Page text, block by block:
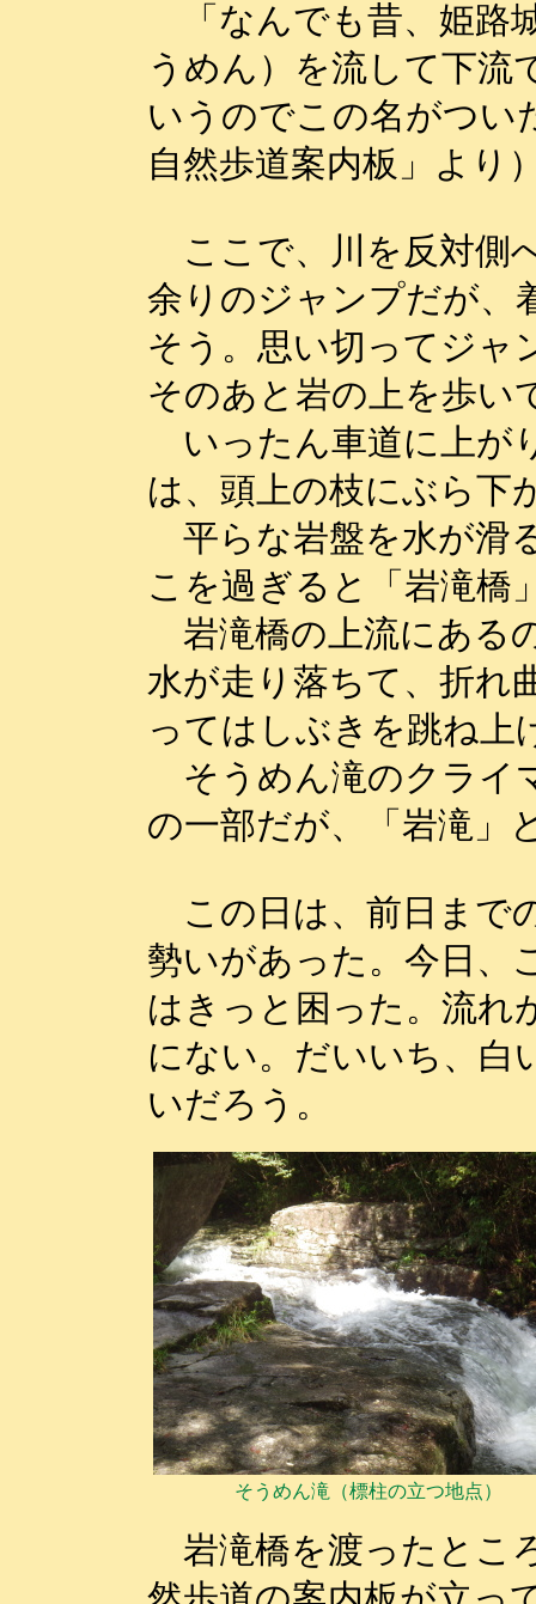
「なんでも昔、姫路
うめん）を流して下流
いうのでこの名がつい
自然歩道案内板」より
ここで、川を反対側
余りのジャンプだが、
そう。思い切ってジャ
そのあと岩の上を歩い
いったん車道に上が
は、頭上の枝にぶら下
平らな岩盤を水が滑
こを過ぎると「岩滝橋
岩滝橋の上流にある
水が走り落ちて、折れ
ってはしぶきを跳ね上
そうめん滝のクライ
の一部だが、「岩滝」
この日は、前日まで
勢いがあった。今日、
はきっと困った。流れ
にない。だいいち、白
いだろう。
そうめん滝（標柱の立つ地点）
岩滝橋を渡ったとこ